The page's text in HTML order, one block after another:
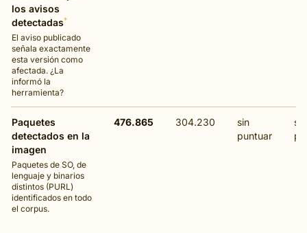
los avisos
detectadas*
El aviso publicado
señala exactamente
esta versión como
afectada. ¿La
informó la
herramienta?
Paquetes
detectados en la
imagen
Paquetes de SO, de
lenguaje y binarios
distintos (PURL)
identificados en todo
el corpus.
476.865 304.230
sin
puntuar
sin